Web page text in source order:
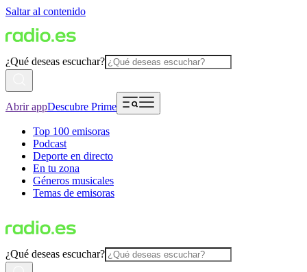
Saltar al contenido
¿Qué deseas escuchar?
Abrir appDescubre Prime
Top 100 emisoras
Podcast
Deporte en directo
En tu zona
Géneros musicales
Temas de emisoras
¿Qué deseas escuchar?